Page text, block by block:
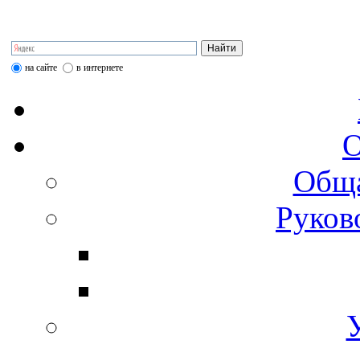
на сайте в интернете